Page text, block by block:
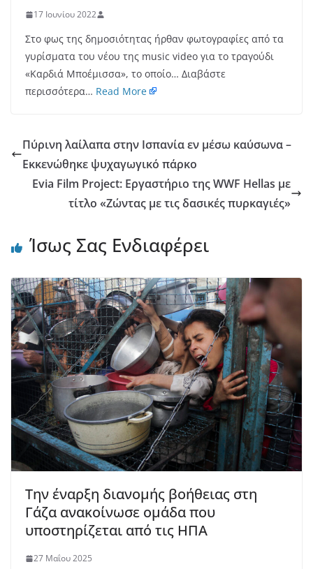
17 Ιουνίου 2022
Στο φως της δημοσιότητας ήρθαν φωτογραφίες από τα
γυρίσματα του νέου της music video για το τραγούδι
«Καρδιά Μποέμισσα», το οποίο… Διαβάστε
περισσότερα… Read More
Πύρινη λαίλαπα στην Ισπανία εν μέσω καύσωνα –
Εκκενώθηκε ψυχαγωγικό πάρκο
Evia Film Project: Εργαστήριο της WWF Hellas με
τίτλο «Ζώντας με τις δασικές πυρκαγιές»
Ίσως Σας Ενδιαφέρει
Την έναρξη διανομής βοήθειας στη
Γάζα ανακοίνωσε ομάδα που
υποστηρίζεται από τις ΗΠΑ
27 Μαΐου 2025